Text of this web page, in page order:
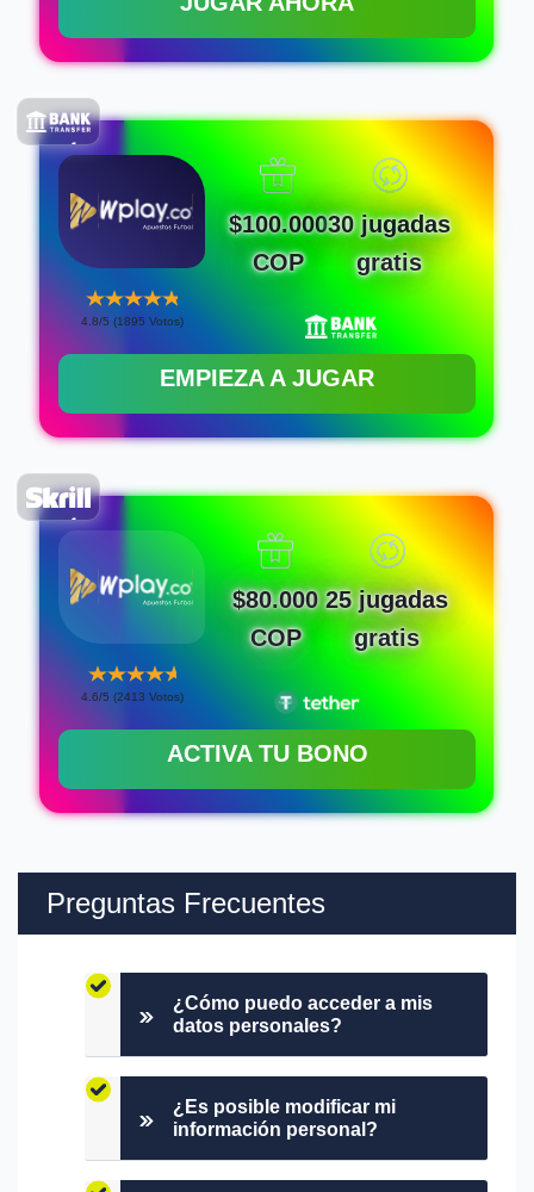
4.8/5 (1895 Votos)
$100.000
COP
30 jugadas
gratis
EMPIEZA A JUGAR
4.6/5 (2413 Votos)
$80.000
COP
25 jugadas
gratis
ACTIVA TU BONO
Preguntas Frecuentes
¿Cómo puedo acceder a mis
datos personales?
¿Es posible modificar mi
información personal?